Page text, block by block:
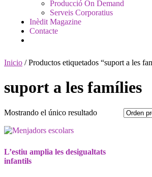
Producció On Demand
Serveis Corporatius
Inèdit Magazine
Contacte
Inicio / Productos etiquetados “suport a les
suport a les famílies
Mostrando el único resultado
L’estiu amplia les desigualtats
infantils